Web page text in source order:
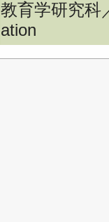
教育学研究科
ation